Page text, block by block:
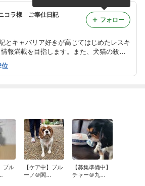
コラ様 ご奉仕日記
とキャバリア好きが高じてはじめたレスキ
報満載を目指します。また、犬猫の殺処
る方を心から尊敬、応援しています。
フォロー
位
ブル
【ケア中】ブル
ーノ＠関
【募集準備中】
チャー＠九